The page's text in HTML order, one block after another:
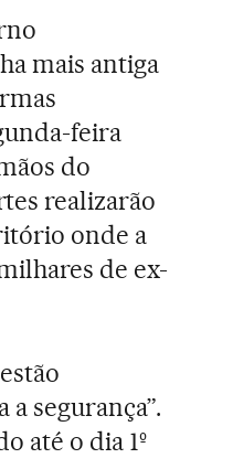
mais antiga
feira
do
realizarão
onde a
de ex-
segurança”.
até o dia 1º